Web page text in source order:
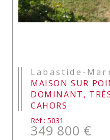
Labastide-
MAISON SUR
DOMINANT,
CAHORS
Réf : 5031
349 800 €